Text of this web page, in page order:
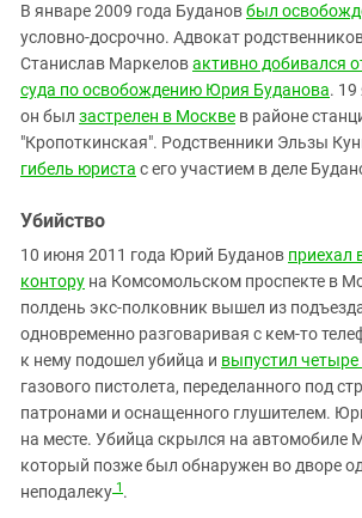
В январе 2009 года Будановбыл
условно-досрочно. Адвокат
Станислав Маркеловактивно добивался
суда по освобождению Юрия Буданова. 19
он был застрелен в Москве в районе
"Кропоткинская". Родственники Эльзы
гибель юриста с его участием в деле
Убийство
10 июня 2011 года Юрий Буданов приехал
контору на Комсомольском проспекте в
полдень экс-полковник вышел из
одновременно разговаривая с кем-то
к нему подошел убийца и выпустил четыре
газового пистолета, переделанного под
патронами и оснащенного глушителем.
на месте. Убийца скрылся на автомобиле
который позже был обнаружен во дворе
неподалеку 1 .